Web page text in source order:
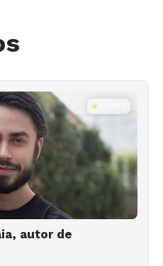
autor de